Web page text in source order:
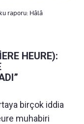
raporu: Hâlâ
HEURE):
birçok iddia
muhabiri